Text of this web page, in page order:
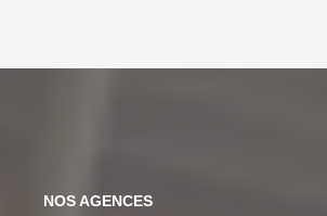
NOS AGENCES